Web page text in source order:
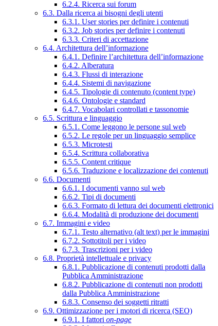
6.2.4. Ricerca sui forum
6.3. Dalla ricerca ai bisogni degli utenti
6.3.1. User stories per definire i contenuti
6.3.2. Job stories per definire i contenuti
6.3.3. Criteri di accettazione
6.4. Architettura dell’informazione
6.4.1. Definire l’architettura dell’informazione
6.4.2. Alberatura
6.4.3. Flussi di interazione
6.4.4. Sistemi di navigazione
6.4.5. Tipologie di contenuto (content type)
6.4.6. Ontologie e standard
6.4.7. Vocabolari controllati e tassonomie
6.5. Scrittura e linguaggio
6.5.1. Come leggono le persone sul web
6.5.2. Le regole per un linguaggio semplice
6.5.3. Microtesti
6.5.4. Scrittura collaborativa
6.5.5. Content critique
6.5.6. Traduzione e localizzazione dei contenuti
6.6. Documenti
6.6.1. I documenti vanno sul web
6.6.2. Tipi di documenti
6.6.3. Formato di lettura dei documenti elettronici
6.6.4. Modalità di produzione dei documenti
6.7. Immagini e video
6.7.1. Testo alternativo (alt text) per le immagini
6.7.2. Sottotitoli per i video
6.7.3. Trascrizioni per i video
6.8. Proprietà intellettuale e privacy
6.8.1. Pubblicazione di contenuti prodotti dalla
Pubblica Amministrazione
6.8.2. Pubblicazione di contenuti non prodotti
dalla Pubblica Amministrazione
6.8.3. Consenso dei soggetti ritratti
6.9. Ottimizzazione per i motori di ricerca (SEO)
6.9.1. I fattori on-page